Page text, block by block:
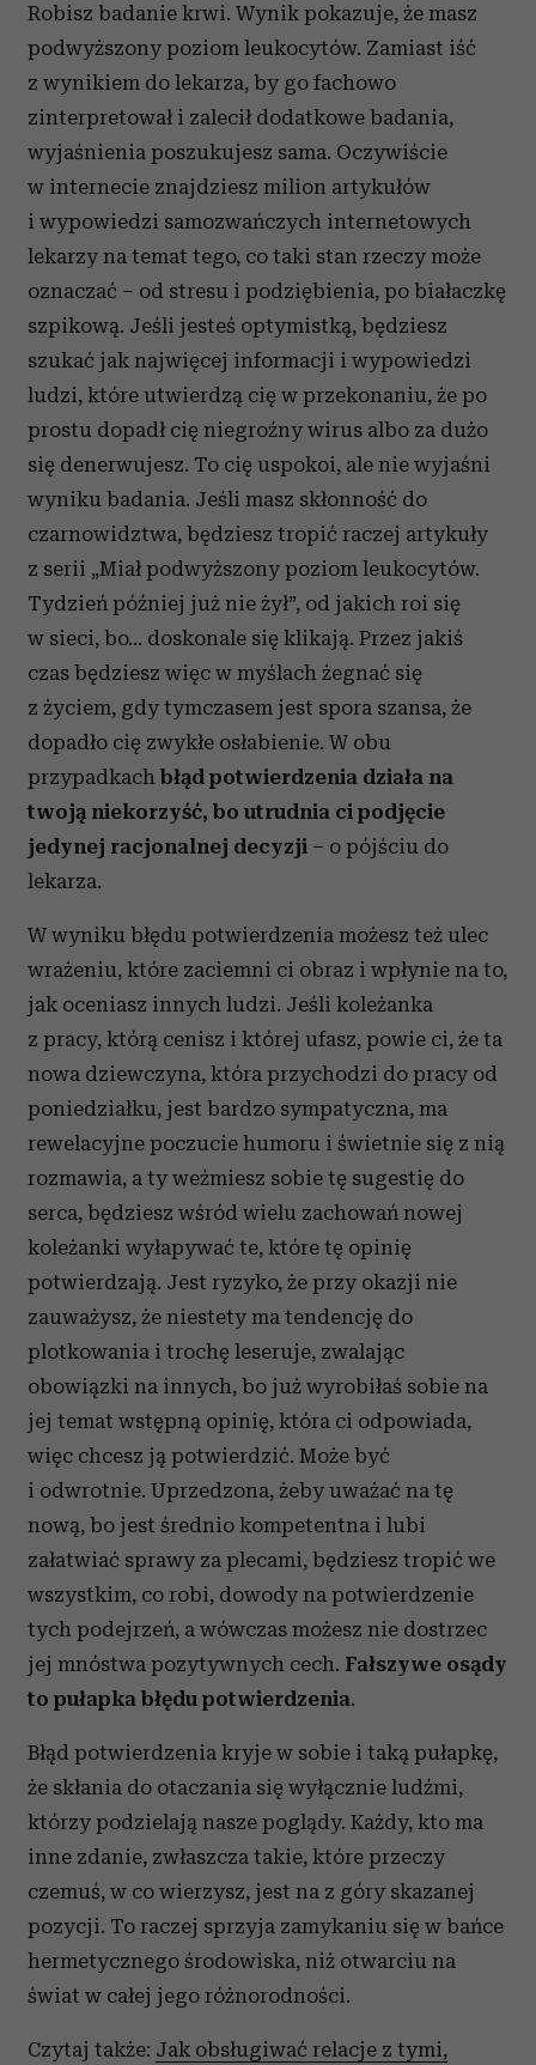
Robisz badanie krwi. Wynik pokazuje, że masz
podwyższony poziom leukocytów. Zamiast iść
z wynikiem do lekarza, by go fachowo
zinterpretował i zalecił dodatkowe badania,
wyjaśnienia poszukujesz sama. Oczywiście
w internecie znajdziesz milion artykułów
i wypowiedzi samozwańczych internetowych
lekarzy na temat tego, co taki stan rzeczy może
oznaczać – od stresu i podziębienia, po białaczkę
szpikową. Jeśli jesteś optymistką, będziesz
szukać jak najwięcej informacji i wypowiedzi
ludzi, które utwierdzą cię w przekonaniu, że po
prostu dopadł cię niegroźny wirus albo za dużo
się denerwujesz. To cię uspokoi, ale nie wyjaśni
wyniku badania. Jeśli masz skłonność do
czarnowidztwa, będziesz tropić raczej artykuły
z serii „Miał podwyższony poziom leukocytów.
Tydzień później już nie żył”, od jakich roi się
w sieci, bo… doskonale się klikają. Przez jakiś
czas będziesz więc w myślach żegnać się
z życiem, gdy tymczasem jest spora szansa, że
dopadło cię zwykłe osłabienie. W obu
przypadkach błąd potwierdzenia działa na
twoją niekorzyść, bo utrudnia ci podjęcie
jedynej racjonalnej decyzji – o pójściu do
lekarza.
W wyniku błędu potwierdzenia możesz też ulec
wrażeniu, które zaciemni ci obraz i wpłynie na to,
jak oceniasz innych ludzi. Jeśli koleżanka
z pracy, którą cenisz i której ufasz, powie ci, że ta
nowa dziewczyna, która przychodzi do pracy od
poniedziałku, jest bardzo sympatyczna, ma
rewelacyjne poczucie humoru i świetnie się z nią
rozmawia, a ty weźmiesz sobie tę sugestię do
serca, będziesz wśród wielu zachowań nowej
koleżanki wyłapywać te, które tę opinię
potwierdzają. Jest ryzyko, że przy okazji nie
zauważysz, że niestety ma tendencję do
plotkowania i trochę leseruje, zwalając
obowiązki na innych, bo już wyrobiłaś sobie na
jej temat wstępną opinię, która ci odpowiada,
więc chcesz ją potwierdzić. Może być
i odwrotnie. Uprzedzona, żeby uważać na tę
nową, bo jest średnio kompetentna i lubi
załatwiać sprawy za plecami, będziesz tropić we
wszystkim, co robi, dowody na potwierdzenie
tych podejrzeń, a wówczas możesz nie dostrzec
jej mnóstwa pozytywnych cech. Fałszywe osądy
to pułapka błędu potwierdzenia.
Błąd potwierdzenia kryje w sobie i taką pułapkę,
że skłania do otaczania się wyłącznie ludźmi,
którzy podzielają nasze poglądy. Każdy, kto ma
inne zdanie, zwłaszcza takie, które przeczy
czemuś, w co wierzysz, jest na z góry skazanej
pozycji. To raczej sprzyja zamykaniu się w bańce
hermetycznego środowiska, niż otwarciu na
świat w całej jego różnorodności.
Czytaj także: Jak obsługiwać relacje z tymi,